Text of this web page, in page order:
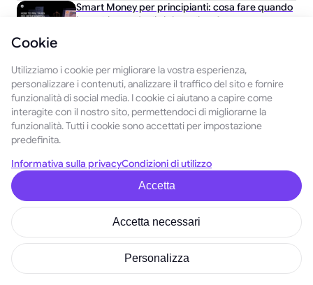
Smart Money per principianti: cosa fare quando
i vecchi portafogli si risvegliano?
January 23, 2026
disponibili
Italiano
INFORMAZIONI A RIGUARDO
Tokenomics
Fornitori di
PRODOTTI
Avatar
Collezioni
Token
Cookie
Utilizziamo i cookie per migliorare la vostra esperienza,
personalizzare i contenuti, analizzare il traffico del sito e fornire
funzionalità di social media. I cookie ci aiutano a capire come
interagite con il nostro sito, permettendoci di migliorarne la
funzionalità. Tutti i cookie sono accettati per impostazione
predefinita.
Informativa sulla privacyCondizioni di utilizzo
Accetta
Accetta necessari
Personalizza